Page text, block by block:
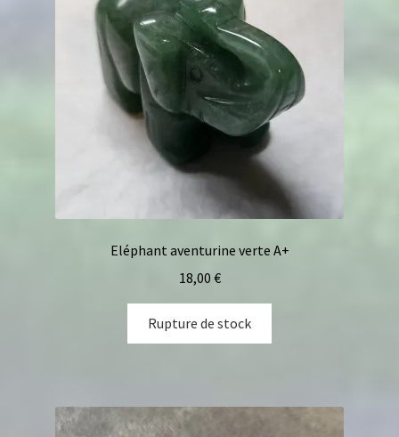
Eléphant aventurine verte A+
18,00 €
Rupture de stock